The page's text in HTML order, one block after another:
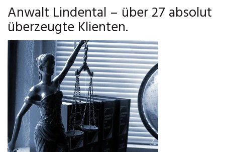
Anwalt Lindental – über 27 absolut
überzeugte Klienten.